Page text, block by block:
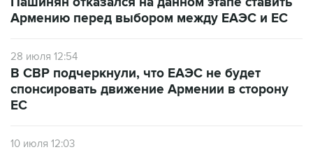
Армению перед выбором между ЕАЭС и ЕС
28 июля 12:54
В СВР подчеркнули, что ЕАЭС не будет
спонсировать движение Армении в сторону
ЕС
10 июля 12:03